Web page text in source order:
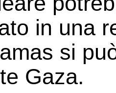
in una
si
Gaza.